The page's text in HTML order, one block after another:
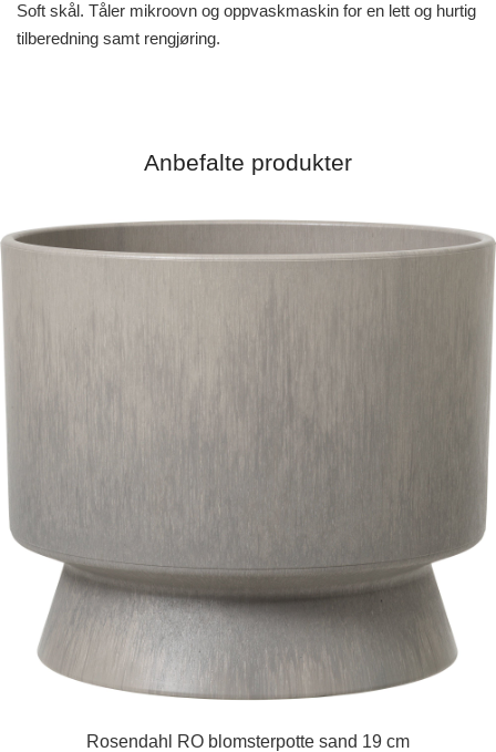
Soft skål. Tåler mikroovn og oppvaskmaskin for en lett og hurtig
tilberedning samt rengjøring.
Anbefalte produkter
Rosendahl RO blomsterpotte sand 19 cm